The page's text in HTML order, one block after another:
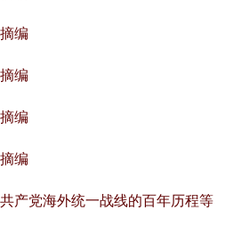
编
编
编
编
产党海外统一战线的百年历程等